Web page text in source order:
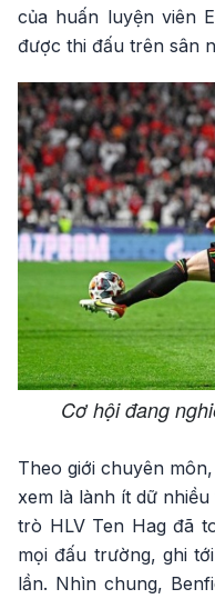
của huấn luyện viên
được thi đấu trên sân
Cơ hội đang
Theo giới chuyên
xem là lành ít dữ
trò HLV Ten Hag đã
mọi đấu trường, ghi
lần. Nhìn chung,